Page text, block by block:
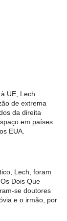
UE, Lech
de extrema
da direita
em países
EUA.
Lech, foram
Dois Que
se doutores
e o irmão, por